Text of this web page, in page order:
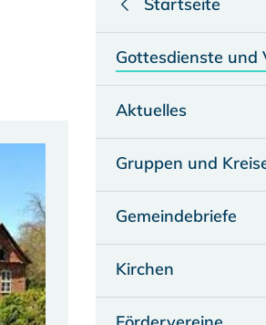
Gottesdienste und
Aktuelles
Gruppen und
Gemeindebriefe
Kirchen